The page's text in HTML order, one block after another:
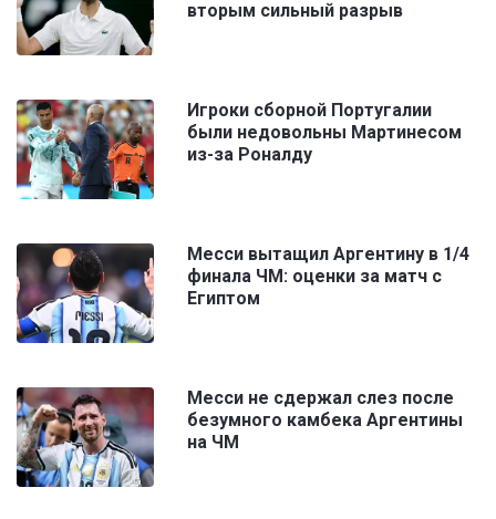
вторым сильный разрыв
Игроки cборной Португалии
были недовольны Мартинесом
из-за Роналду
Месси вытащил Аргентину в 1/4
финала ЧМ: оценки за матч с
Египтом
Месси не сдержал слез после
безумного камбека Аргентины
на ЧМ